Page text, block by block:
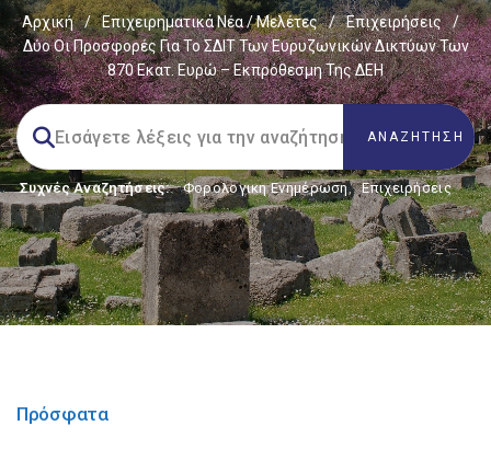
Αρχική / Επιχειρηματικά Νέα / Μελέτες / Επιχειρήσεις
/
Δύο Οι Προσφορές Για Το ΣΔΙΤ Των Ευρυζωνικών Δικτύων Των
870 Εκατ. Ευρώ – Εκπρόθεσμη Της ΔΕΗ
Συχνές Αναζητήσεις: Φορολογικη Ενημέρωση, Επιχειρήσεις
Πρόσφατα